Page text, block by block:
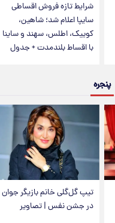
شرایط تازه فروش اقساطی
سایپا اعلام شد؛ شاهین،
کوییک، اطلس، سهند و ساینا
با اقساط بلندمدت + جدول
پنجره
تیپ گل‌گلی خانم بازیگر جوان
در جشن نفس | تصاویر